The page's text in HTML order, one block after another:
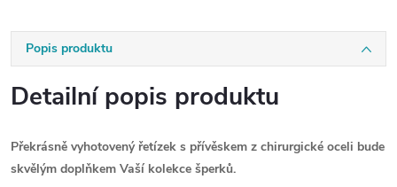
Popis produktu
Detailní popis produktu
Překrásně vyhotovený řetízek s přívěskem z chirurgické oceli bude
skvělým doplňkem Vaší kolekce šperků.